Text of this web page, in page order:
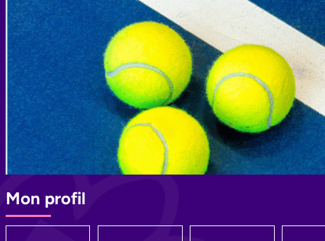
Mon profil